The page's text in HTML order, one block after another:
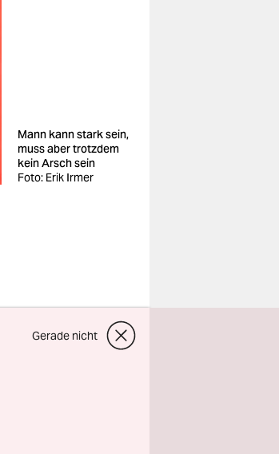
Mann kann stark sein,
muss aber trotzdem
kein Arsch sein
Foto: Erik Irmer
Gerade nicht